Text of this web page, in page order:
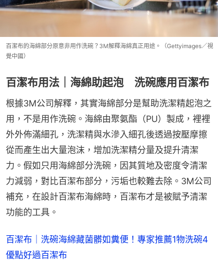
百潔布的海綿部分原意非用作洗碗？3M解釋海綿真正用途。（Gettyimages／視
覺中國）
百潔布用法｜海綿助起泡 洗碗應用百潔布
根據3M公司解釋，其實海綿部分是幫助洗潔精起泡之
用，不是用作洗碗。海綿由聚氨酯（PU）製成，裡裡
外外佈滿細孔，洗潔精與水滲入細孔後透過按壓摩擦
從而產生出大量泡沫，增加洗潔精分量及提升清潔
力。假如只用海綿部分洗碗，因其質地及密度令清潔
力減弱，對比百潔布部分，污垢也較難去除。3M公司
補充，在設計百潔布海綿時，百潔布才是被賦予清潔
功能的工具。
百潔布｜洗碗海綿藏菌髒如糞便！專家推薦1物洗碗4
優點好過百潔布